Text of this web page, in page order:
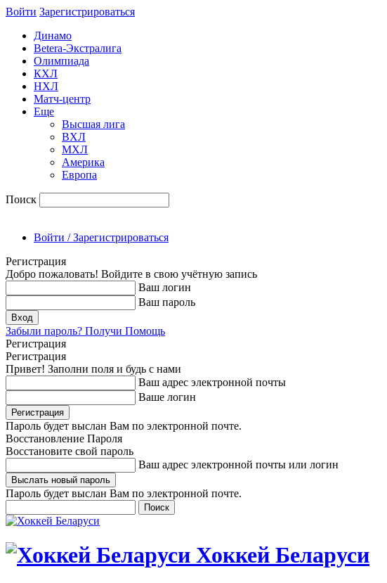
Войти Зарегиcтрироваться
Динамо
Betera-Экстралига
Олимпиада
КХЛ
НХЛ
Матч-центр
Еще
Высшая лига
ВХЛ
МХЛ
Америка
Европа
Поиск
Войти / Зарегистрироваться
Регистрация
Добро пожаловать! Войдите в свою учётную запись
Ваш логин
Ваш пароль
Забыли пароль? Получи Помощь
Регистрация
Регистрация
Привет! Заполни поля и будь с нами
Ваш адрес электронной почты
Ваше логин
Пароль будет выслан Вам по электронной почте.
Восстановление Пароля
Восстановите свой пароль
Ваш адрес электронной почты или логин
Пароль будет выслан Вам по электронной почте.
Хоккей Беларуси